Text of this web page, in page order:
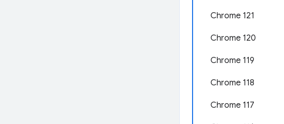
Chrome 121
Chrome 120
Chrome 119
Chrome 118
Chrome 117